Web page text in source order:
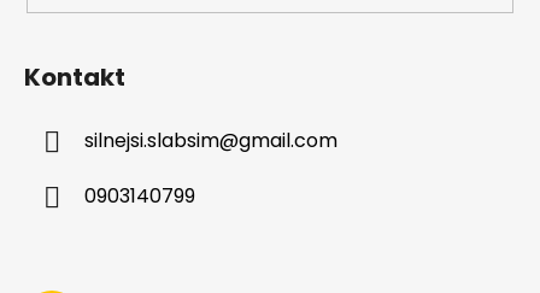
Kontakt
silnejsi.slabsim@gmail.com
0903140799